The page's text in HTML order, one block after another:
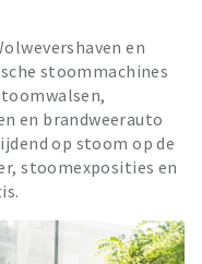
en
stoommachines
en brandweerauto
op stoom op de
stoomexposities en